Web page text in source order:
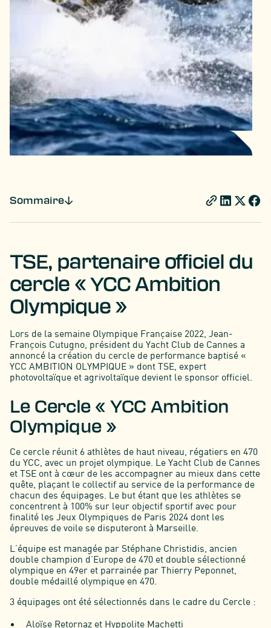
Sommaire
TSE, partenaire officiel du
cercle « YCC Ambition
Olympique »
Lors de la semaine Olympique Française 2022, Jean-
François Cutugno, président du Yacht Club de Cannes a
annoncé la création du cercle de performance baptisé «
YCC AMBITION OLYMPIQUE » dont TSE, expert
photovoltaïque et agrivoltaïque devient le sponsor officiel.
Le Cercle « YCC Ambition
Olympique »
Ce cercle réunit 6 athlètes de haut niveau, régatiers en 470
du YCC, avec un projet olympique. Le Yacht Club de Cannes
et TSE ont à cœur de les accompagner au mieux dans cette
quête, plaçant le collectif au service de la performance de
chacun des équipages. Le but étant que les athlètes se
concentrent à 100% sur leur objectif sportif avec pour
finalité les Jeux Olympiques de Paris 2024 dont les
épreuves de voile se disputeront à Marseille.
L’équipe est managée par Stéphane Christidis, ancien
double champion d’Europe de 470 et double sélectionné
olympique en 49er et parrainée par Thierry Peponnet,
double médaillé olympique en 470.
3 équipages ont été sélectionnés dans le cadre du Cercle :
Aloïse Retornaz et Hyppolite Machetti